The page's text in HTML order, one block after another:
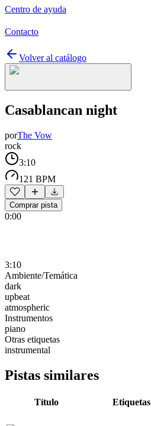
Centro de ayuda
Contacto
Volver al catálogo
Casablancan night
porThe Vow
rock
3:10
121 BPM
Comprar pista
0:00
3:10
Ambiente/Temática
dark
upbeat
atmospheric
Instrumentos
piano
Otras etiquetas
instrumental
Pistas similares
Título Etiquetas